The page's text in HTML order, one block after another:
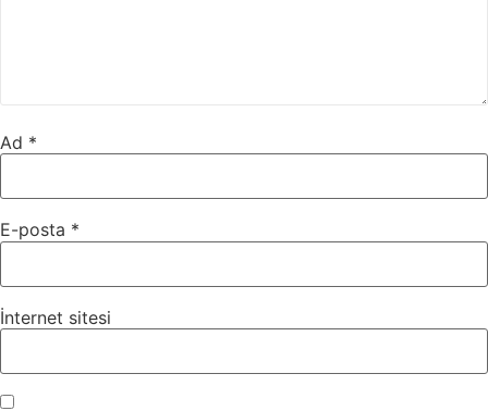
Ad *
E-posta *
İnternet sitesi